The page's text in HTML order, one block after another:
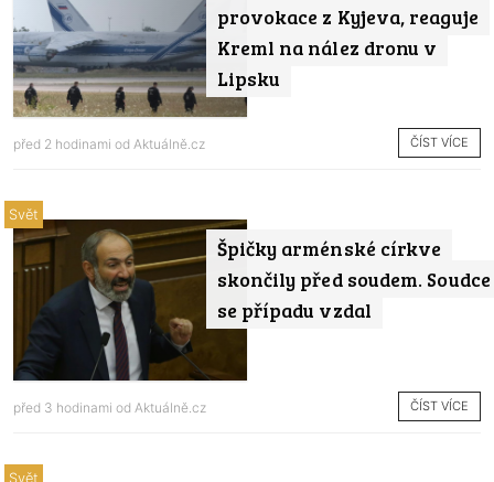
provokace z Kyjeva, reaguje
Kreml na nález dronu v
Lipsku
před 2 hodinami od Aktuálně.cz ČÍST VÍCE
Špičky arménské církve
skončily před soudem. Soudce
se případu vzdal
Svět
před 3 hodinami od Aktuálně.cz ČÍST VÍCE
Svět